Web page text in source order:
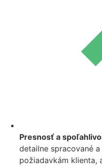
Presnosť a
detailne spracované
požiadavkám klienta,